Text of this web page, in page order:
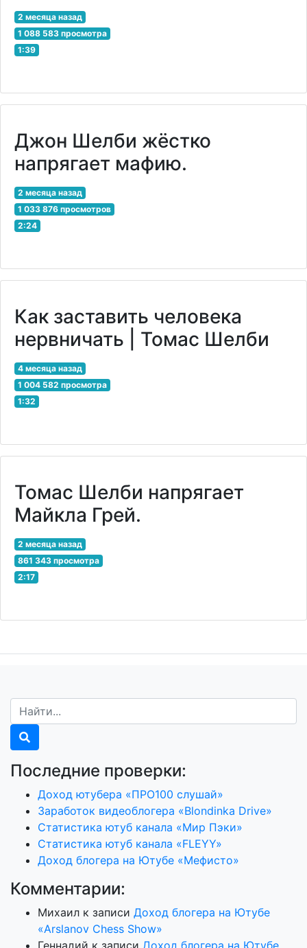
2 месяца назад
1 088 583 просмотра
1:39
Джон Шелби жёстко
напрягает мафию.
2 месяца назад
1 033 876 просмотров
2:24
Как заставить человека
нервничать | Томас Шелби
4 месяца назад
1 004 582 просмотра
1:32
Томас Шелби напрягает
Майкла Грей.
2 месяца назад
861 343 просмотра
2:17
Последние проверки:
Доход ютубера «ПРО100 слушай»
Заработок видеоблогера «Blondinka Drive»
Статистика ютуб канала «Мир Пэки»
Статистика ютуб канала «FLEYY»
Доход блогера на Ютубе «Мефисто»
Комментарии:
Михаил к записи Доход блогера на Ютубе
«Arslanov Chess Show»
Геннадий к записи Доход блогера на Ютубе